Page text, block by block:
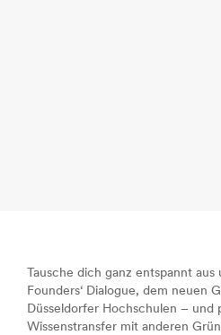
Tausche dich ganz entspannt
Founders‘ Dialogue, dem neuen
Düsseldorfer Hochschulen – und
Wissenstransfer mit anderen